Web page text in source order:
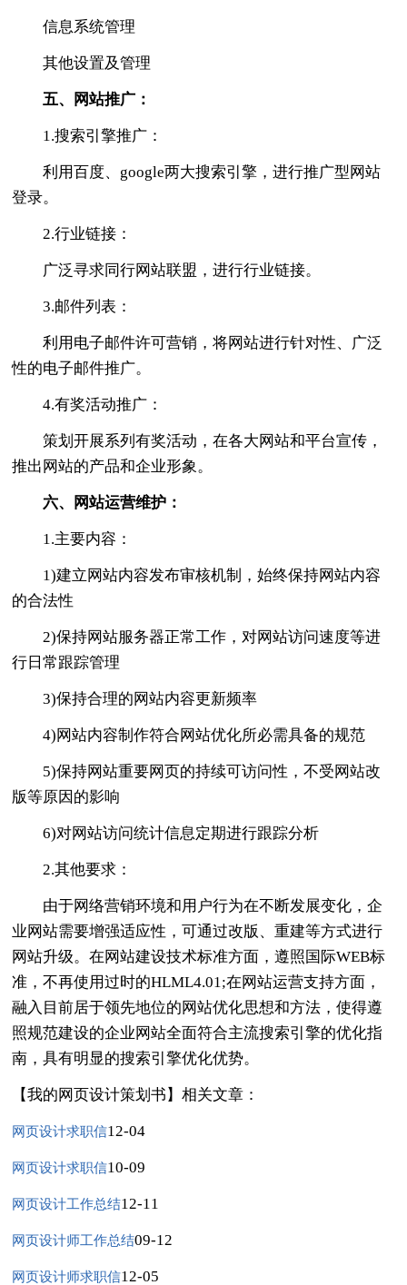
信息系统管理
其他设置及管理
五、网站推广：
1.搜索引擎推广：
利用百度、google两大搜索引擎，进行推广型网站
登录。
2.行业链接：
广泛寻求同行网站联盟，进行行业链接。
3.邮件列表：
利用电子邮件许可营销，将网站进行针对性、广泛
性的电子邮件推广。
4.有奖活动推广：
策划开展系列有奖活动，在各大网站和平台宣传，
推出网站的产品和企业形象。
六、网站运营维护：
1.主要内容：
1)建立网站内容发布审核机制，始终保持网站内容
的合法性
2)保持网站服务器正常工作，对网站访问速度等进
行日常跟踪管理
3)保持合理的网站内容更新频率
4)网站内容制作符合网站优化所必需具备的规范
5)保持网站重要网页的持续可访问性，不受网站改
版等原因的影响
6)对网站访问统计信息定期进行跟踪分析
2.其他要求：
由于网络营销环境和用户行为在不断发展变化，企
业网站需要增强适应性，可通过改版、重建等方式进行
网站升级。在网站建设技术标准方面，遵照国际WEB标
准，不再使用过时的HLML4.01;在网站运营支持方面，
融入目前居于领先地位的网站优化思想和方法，使得遵
照规范建设的企业网站全面符合主流搜索引擎的优化指
南，具有明显的搜索引擎优化优势。
【我的网页设计策划书】相关文章：
网页设计求职信12-04
网页设计求职信10-09
网页设计工作总结12-11
网页设计师工作总结09-12
网页设计师求职信12-05